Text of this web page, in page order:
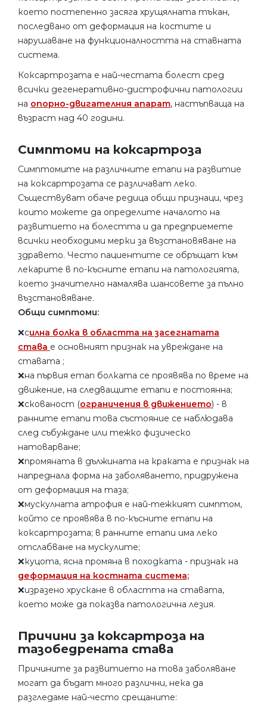
което постепенно засяга хрущялната тъкан,
последвано от деформация на костите и
нарушаване на функционалността на ставната
система.
Коксартрозата е най-честата болест сред
всички дегенеративно-дистрофични патологии
на опорно-двигателния апарат, настъпваща на
възраст над 40 години.
Симптоми на коксартроза
Симптомите на различните етапи на развитие
на коксартрозата се различават леко.
Съществуват обаче редица общи признаци, чрез
които можете да определите началото на
развитието на болестта и да предприемете
всички необходими мерки за възстановяване на
здравето. Често пациентите се обръщат към
лекарите в по-късните етапи на патологията,
което значително намалява шансовете за пълно
възстановяване.
Общи симптоми:
❌силна болка в областта на засегнатата
става е основният признак на увреждане на
ставата ;
❌на първия етап болката се проявява по време на
движение, на следващите етапи е постоянна;
❌скованост (ограничения в движението) - в
ранните етапи това състояние се наблюдава
след събуждане или тежко физическо
натоварване;
❌промяната в дължината на краката е признак на
напреднала форма на заболяването, придружена
от деформация на таза;
❌мускулната атрофия е най-тежкият симптом,
който се проявява в по-късните етапи на
коксартрозата; в ранните етапи има леко
отслабване на мускулите;
❌куцота, ясна промяна в походката - признак на
деформация на костната система;
❌изразено хрускане в областта на ставата,
което може да показва патологична лезия.
Причини за коксартроза на
тазобедрената става
Причините за развитието на това заболяване
могат да бъдат много различни, нека да
разгледаме най-често срещаните: